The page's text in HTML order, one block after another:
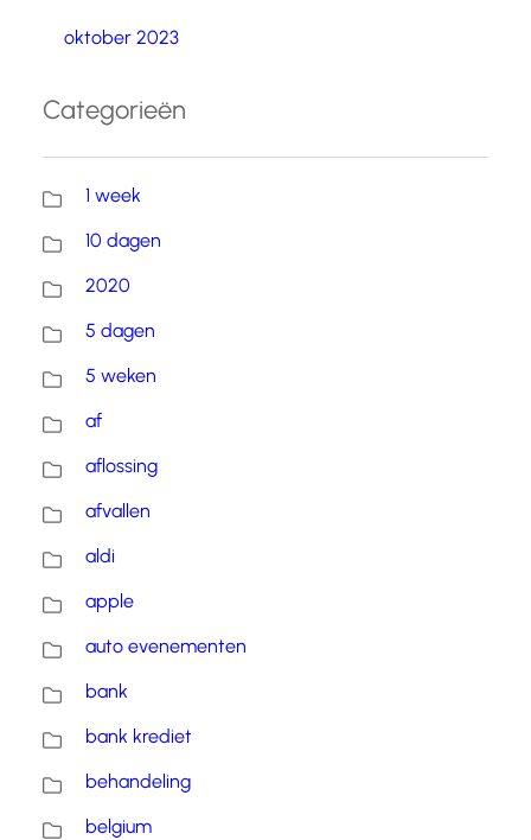
oktober 2023
Categorieën
1 week
10 dagen
2020
5 dagen
5 weken
af
aflossing
afvallen
aldi
apple
auto evenementen
bank
bank krediet
behandeling
belgium